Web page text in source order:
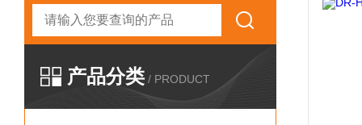
产品分类 / PRODUCT